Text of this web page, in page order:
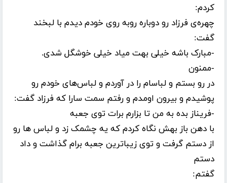
کردم:
چهره‌ی فرزاد رو دوباره روبه روی خودم دیدم با لبخند
گفت:
-مبارک باشه خیلی بهت میاد خیلی خوشگل شدی.
-ممنون
در رو بستم و لباسام را در آوردم و لباس‌های خودم رو
پوشیدم و بیرون اومدم و رفتم سمت سارا که فرزاد گفت:
-فریناز بده به من تا بزارم برات توی جعبه
با دهن باز بهش نگاه کردم که یه چشمک زد و لباس ها رو
از دستم گرفت و توی زیبا‌ترین جعبه برام گذاشت و داد
دستم
گفتم: